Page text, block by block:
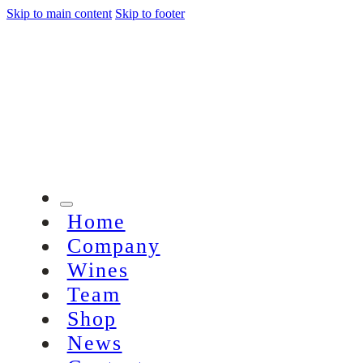
Skip to main content Skip to footer
Home
Company
Wines
Team
Shop
News